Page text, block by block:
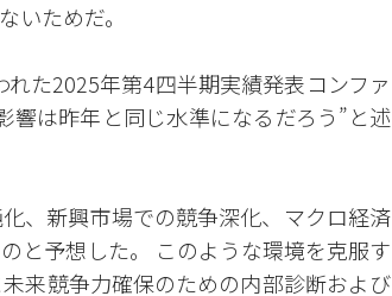
いためだ。
た2025年第4四半期実績発表コンファ
響は昨年と同じ水準になるだろう”と述
、新興市場での競争深化、マクロ経済
と予想した。 このような環境を克服す
来競争力確保のための内部診断および